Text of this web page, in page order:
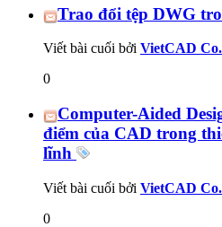
Trao đổi tệp DWG
Viết bài cuối bởi VietCAD Co.
0
Computer-Aided
điểm của CAD trong
lĩnh
Viết bài cuối bởi VietCAD Co.
0